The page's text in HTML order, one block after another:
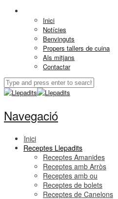
Inici
Notícies
Benvinguts
Propers tallers de cuina
Als mitjans
Contactar
Navegació
Inici
Receptes Llepadits
Receptes Amanides
Receptes amb Arròs
Receptes amb ou
Receptes de bolets
Receptes de Canelons